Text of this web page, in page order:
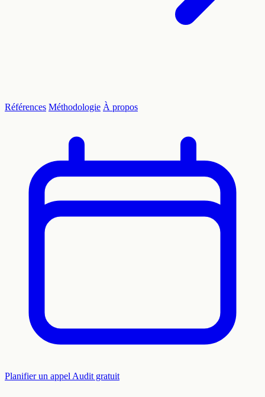
Références Méthodologie À propos
Planifier un appel Audit gratuit